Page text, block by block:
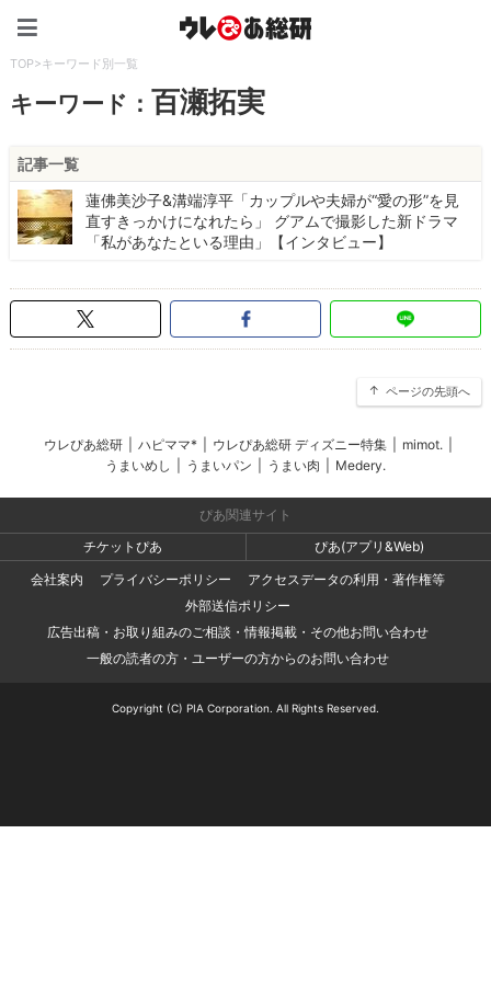
TOP>キーワード別一覧
キーワード： 百瀬拓実
記事一覧
蓮佛美沙子&溝端淳平「カップルや夫婦が“愛の形”を見
直すきっかけになれたら」 グアムで撮影した新ドラマ
「私があなたといる理由」【インタビュー】
ページの先頭へ
ウレぴあ総研 ハピママ* ウレぴあ総研 ディズニー特集 mimot.
うまいめし
うまいパン うまい肉 Medery.
ぴあ関連サイト
チケットぴあ
ぴあ(アプリ&Web)
会社案内
プライバシーポリシー
アクセスデータの利用・著作権等
外部送信ポリシー
広告出稿・お取り組みのご相談・情報掲載・その他お問い合わせ
一般の読者の方・ユーザーの方からのお問い合わせ
Copyright (C) PIA Corporation. All Rights Reserved.